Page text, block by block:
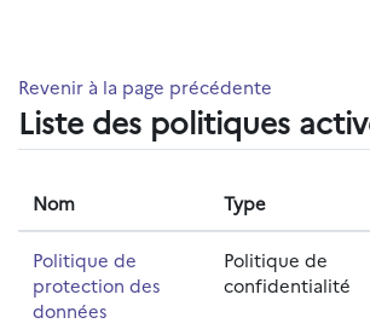
Revenir à la page précédente
Liste des politiques
Nom Type
Politique de
protection des
données
Politique de
confidentialité